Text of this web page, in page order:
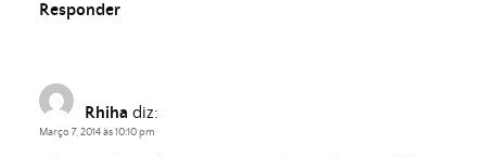
Responder
Rhiha diz:
Março 7, 2014 às 10:10 pm